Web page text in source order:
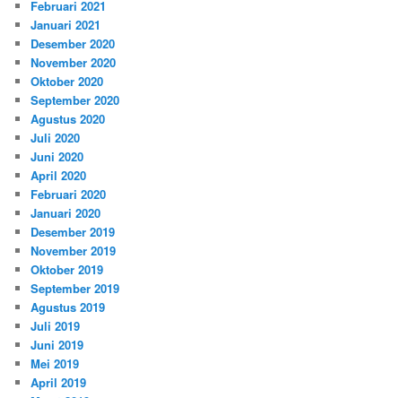
Februari 2021
Januari 2021
Desember 2020
November 2020
Oktober 2020
September 2020
Agustus 2020
Juli 2020
Juni 2020
April 2020
Februari 2020
Januari 2020
Desember 2019
November 2019
Oktober 2019
September 2019
Agustus 2019
Juli 2019
Juni 2019
Mei 2019
April 2019